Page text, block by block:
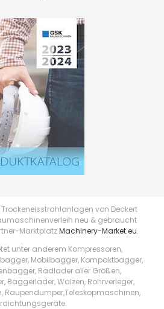
Trockeneisstrahlanlagen von Deckert
neu & gebraucht
MarktplatzMachinery-Market.eu.
unter anderem Kompressoren,
Mobilbagger, Kompaktbagger,
Radlader aller Größen,
Baggerlader, Walzen, Rohrverleger,
Raupendumper,Teleskopmaschinen,